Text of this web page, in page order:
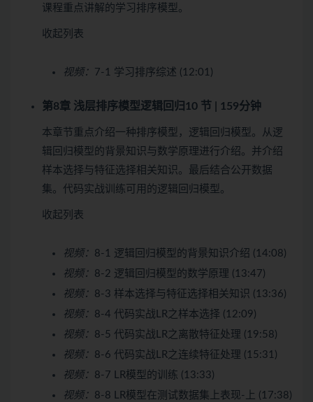
课程重点讲解的学习排序模型。
收起列表
视频： 7-1 学习排序综述 (12:01)
第8章 浅层排序模型逻辑回归 10 节 | 159分钟
本章节重点介绍一种排序模型，逻辑回归模型。从逻
辑回归模型的背景知识与数学原理进行介绍。并介绍
样本选择与特征选择相关知识。最后结合公开数据
集。代码实战训练可用的逻辑回归模型。
收起列表
视频： 8-1 逻辑回归模型的背景知识介绍 (14:08)
视频： 8-2 逻辑回归模型的数学原理 (13:47)
视频： 8-3 样本选择与特征选择相关知识 (13:36)
视频： 8-4 代码实战LR之样本选择 (12:09)
视频： 8-5 代码实战LR之离散特征处理 (19:58)
视频： 8-6 代码实战LR之连续特征处理 (15:31)
视频： 8-7 LR模型的训练 (13:33)
视频： 8-8 LR模型在测试数据集上表现-上 (17:38)